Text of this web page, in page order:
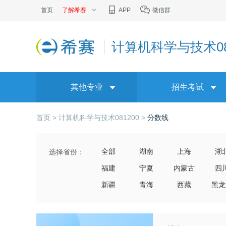
首页 了解希赛 APP 微信群
计算机科学与技术
其他专业 招生考试
首页 > 计算机科学与技术081200 > 分数线
选择省份： 全部 湖南 上海 湖
福建 宁夏 内蒙古 四
新疆 青海 西藏 黑